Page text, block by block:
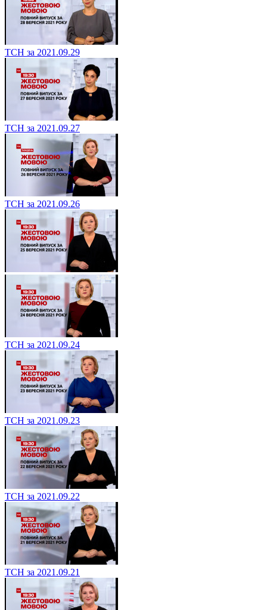
ТСН за 2021.09.29
ТСН за 2021.09.27
ТСН за 2021.09.26
ТСН за 2021.09.24
ТСН за 2021.09.23
ТСН за 2021.09.22
ТСН за 2021.09.21